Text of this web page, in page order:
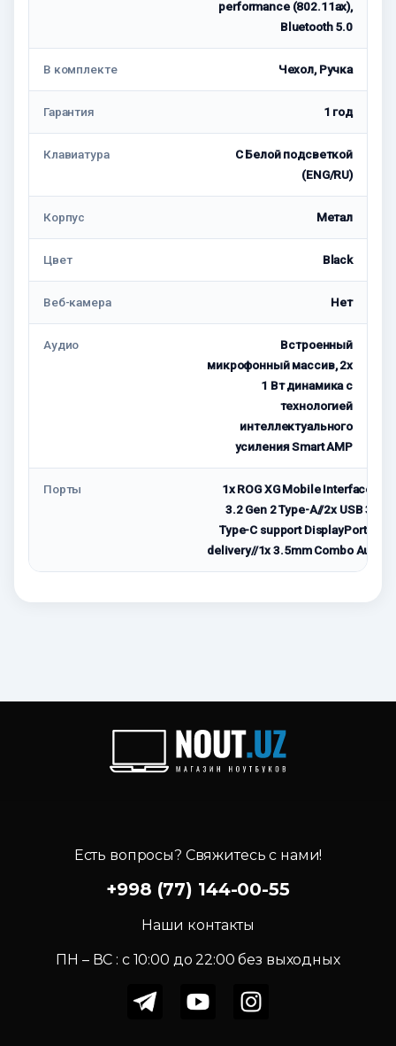
performance (802.11ax),
Bluetooth 5.0
В комплекте Чехол, Ручка
Гарантия 1 год
Клавиатура
С Белой подсветкой
(ENG/RU)
Корпус Метал
Цвет Black
Веб-камера Нет
Аудио
Встроенный
микрофонный массив, 2x
1 Вт динамика с
технологией
интеллектуального
усиления Smart AMP
Порты
1x ROG XG Mobile Interface, 1x
3.2 Gen 2 Type-A//2x USB 3.2
Type-C support DisplayPort™ /
delivery//1x 3.5mm Combo Audio
Есть вопросы? Свяжитесь с нами!
+998 (77) 144-00-55
Наши контакты
ПН – ВС : c 10:00 до 22:00 без выходных